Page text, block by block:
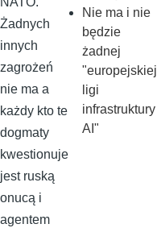
Żadnych
innych
zagrożeń
nie ma a
każdy kto te
dogmaty
kwestionuje
jest ruską
onucą i
agentem
Nie ma i nie
będzie
żadnej
"europejskiej
ligi
infrastruktury
AI"